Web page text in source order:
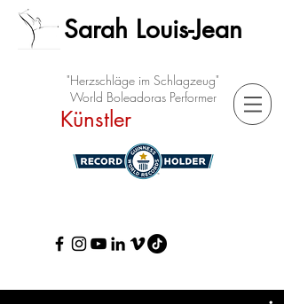
Sarah Louis-Jean
Künstler
"Herzschläge im Schlagzeug"
World Boleadoras Performer